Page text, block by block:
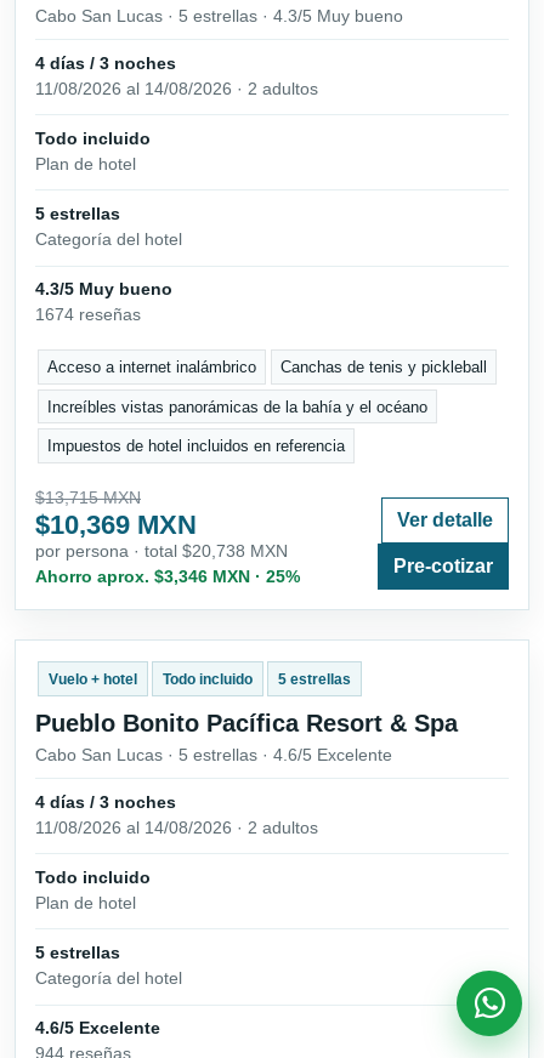
Cabo San Lucas · 5 estrellas · 4.3/5 Muy bueno
4 días / 3 noches
11/08/2026 al 14/08/2026 · 2 adultos
Todo incluido
Plan de hotel
5 estrellas
Categoría del hotel
4.3/5 Muy bueno
1674 reseñas
Acceso a internet inalámbrico Canchas de tenis y pickleball
Increíbles vistas panorámicas de la bahía y el océano
Impuestos de hotel incluidos en referencia
$13,715 MXN
$10,369 MXN
por persona · total $20,738 MXN
Ahorro aprox. $3,346 MXN · 25%
Ver detalle
Pre-cotizar
Vuelo + hotel Todo incluido 5 estrellas
Pueblo Bonito Pacífica Resort & Spa
Cabo San Lucas · 5 estrellas · 4.6/5 Excelente
4 días / 3 noches
11/08/2026 al 14/08/2026 · 2 adultos
Todo incluido
Plan de hotel
5 estrellas
Categoría del hotel
4.6/5 Excelente
944 reseñas